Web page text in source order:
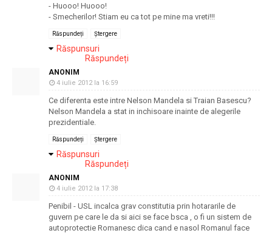
- Huooo! Huooo!
- Smecherilor! Stiam eu ca tot pe mine ma vreti!!!
Răspundeți Ștergere
Răspunsuri
Răspundeți
ANONIM
4 iulie 2012 la 16:59
Ce diferenta este intre Nelson Mandela si Traian Basescu?
Nelson Mandela a stat in inchisoare inainte de alegerile
prezidentiale.
Răspundeți Ștergere
Răspunsuri
Răspundeți
ANONIM
4 iulie 2012 la 17:38
Penibil - USL incalca grav constitutia prin hotararile de
guvern pe care le da si aici se face bsca , o fi un sistem de
autoprotectie Romanesc dica cand e nasol Romanul face